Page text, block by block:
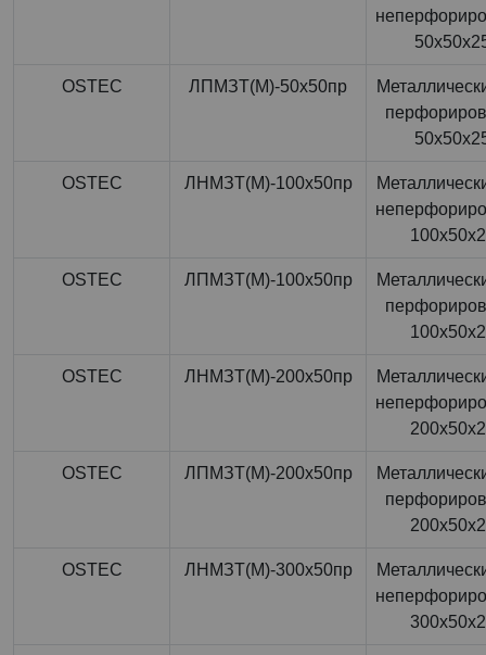
OSTEC ЛПМЗТ(М)-50x50пр
OSTEC ЛНМЗТ(М)-100x50пр
OSTEC ЛПМЗТ(М)-100x50пр
OSTEC ЛНМЗТ(М)-200x50пр
OSTEC ЛПМЗТ(М)-200x50пр
OSTEC ЛНМЗТ(М)-300x50пр